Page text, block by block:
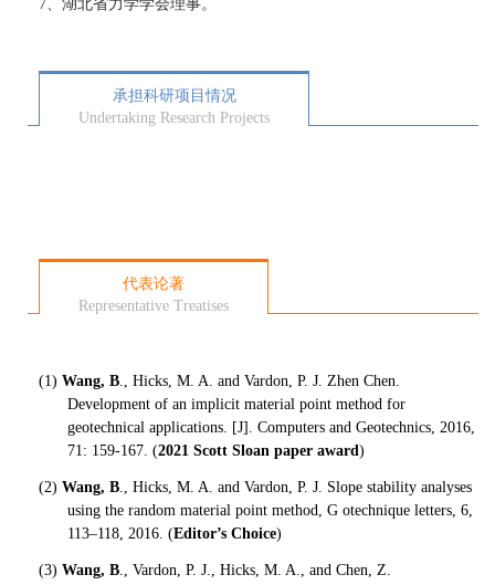
7、湖北省力学学会理事。
承担科研项目情况
Undertaking Research Projects
代表论著
Representative Treatises
(1) Wang, B., Hicks, M. A. and Vardon, P. J. Zhen Chen.
Development of an implicit material point method for
geotechnical applications. [J]. Computers and Geotechnics, 2016,
71: 159-167. (2021 Scott Sloan paper award)
(2) Wang, B., Hicks, M. A. and Vardon, P. J. Slope stability analyses
using the random material point method, G otechnique letters, 6,
113–118, 2016. (Editor’s Choice)
(3) Wang, B., Vardon, P. J., Hicks, M. A., and Chen, Z.